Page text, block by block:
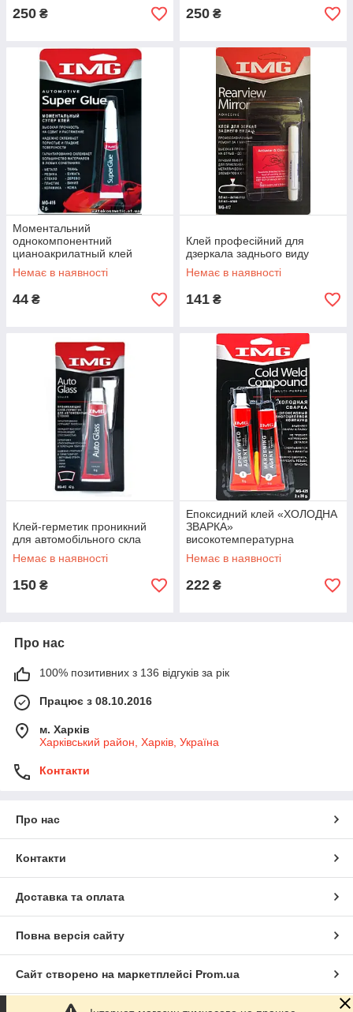
250 ₴ 250 ₴
Моментальний
однокомпонентний
цианоакрилатный клей
миттєвого затвердіння
Немає в наявності
44 ₴
Клей професійний для
дзеркала заднього виду
Немає в наявності
141 ₴
Клей-герметик проникний
для автомобільного скла
Немає в наявності
150 ₴
Епоксидний клей «ХОЛОДНА
ЗВАРКА»
високотемпературна
Спробуйте якість!
Немає в наявності
222 ₴
Про нас
100% позитивних з 136 відгуків за рік
Працює з 08.10.2016
м. Харків
Харківський район, Харків, Україна
Контакти
Про нас
Контакти
Доставка та оплата
Повна версія сайту
Сайт створено на маркетплейсі Prom.ua